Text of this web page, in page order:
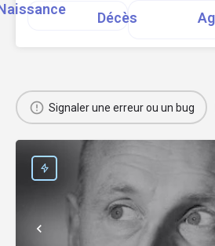
Décès
Signaler une erreur ou un bug